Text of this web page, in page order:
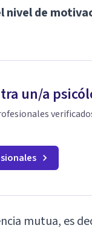
de
un/a
mutua, es